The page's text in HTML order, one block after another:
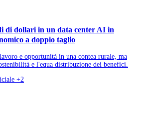
di dollari in un data center AI in
a doppio taglio
e opportunità in una contea rurale, ma
e l'equa distribuzione dei benefici.
+2